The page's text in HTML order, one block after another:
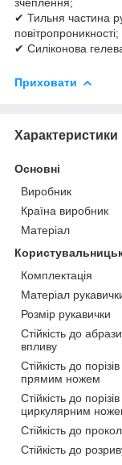
✔ Тильня частина
повітропроникності;
✔ Силіконова
Приховати
Характеристики
Основні
Виробник
Країна виробник
Матеріал
Комплектація
Матеріал
Розмір рукавички
Стійкість до
впливу
Стійкість до порізів
прямим ножем
Стійкість до порізів
циркулярним
Стійкість до
Стійкість до